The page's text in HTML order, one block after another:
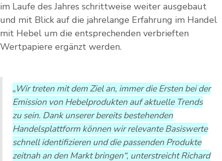
im Laufe des Jahres schrittweise weiter ausgebaut
und mit Blick auf die jahrelange Erfahrung im Handel
mit Hebel um die entsprechenden verbrieften
Wertpapiere ergänzt werden.
„Wir treten mit dem Ziel an, immer die Ersten bei der
Emission von Hebelprodukten auf aktuelle Trends
zu sein. Dank unserer bereits bestehenden
Handelsplattform können wir relevante Basiswerte
schnell identifizieren und die passenden Produkte
zeitnah an den Markt bringen“, unterstreicht Richard